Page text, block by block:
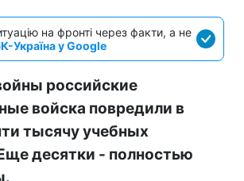
на фронті через факти, а не
Україна у Google
российские
войска повредили в
тысячу учебных
десятки - полностью